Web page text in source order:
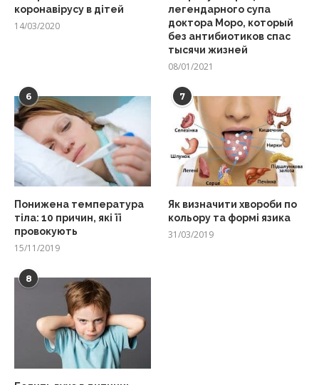
коронавірусу в дітей
14/03/2020
легендарного супа
доктора Моро, который
без антибиотиков спас
тысячи жизней
08/01/2021
6
Понижена температура
тіла: 10 причин, які її
провокують
15/11/2019
7
Як визначити хвороби по
кольору та формі язика
31/03/2019
8